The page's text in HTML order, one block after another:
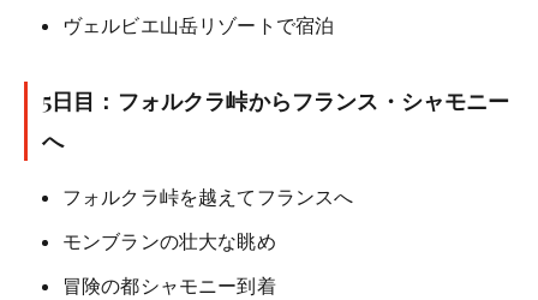
ヴェルビエ山岳リゾートで宿泊
5日目：フォルクラ峠からフランス・シャモニー
へ
フォルクラ峠を越えてフランスへ
モンブランの壮大な眺め
冒険の都シャモニー到着